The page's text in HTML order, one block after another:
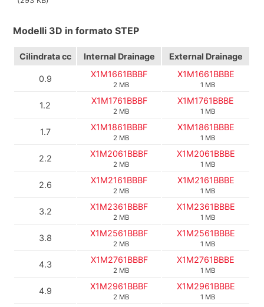
Modelli 3D in formato STEP
Cilindratacc Internal Drainage External Drainage
0.9 X1M1661BBBF
2 MB
X1M1661BBBE
1 MB
1.2 X1M1761BBBF
2 MB
X1M1761BBBE
1 MB
1.7 X1M1861BBBF
2 MB
X1M1861BBBE
1 MB
2.2 X1M2061BBBF
2 MB
X1M2061BBBE
1 MB
2.6 X1M2161BBBF
2 MB
X1M2161BBBE
1 MB
3.2 X1M2361BBBF
2 MB
X1M2361BBBE
1 MB
3.8 X1M2561BBBF
2 MB
X1M2561BBBE
1 MB
4.3 X1M2761BBBF
2 MB
X1M2761BBBE
1 MB
4.9 X1M2961BBBF
2 MB
X1M2961BBBE
1 MB